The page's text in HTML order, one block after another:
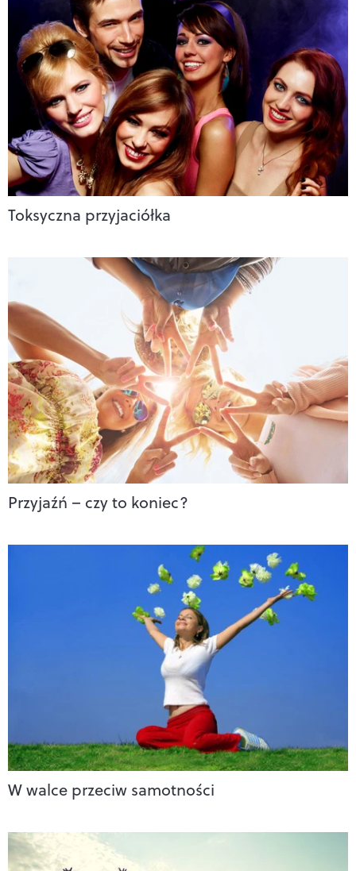
Toksyczna przyjaciółka
Przyjaźń – czy to koniec?
W walce przeciw samotności